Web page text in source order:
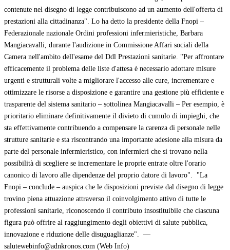
contenute nel disegno di legge contribuiscono ad un aumento dell'offerta di
prestazioni alla cittadinanza". Lo ha detto la presidente della Fnopi –
Federazionale nazionale Ordini professioni infermieristiche, Barbara
Mangiacavalli, durante l'audizione in Commissione Affari sociali della
Camera nell'ambito dell'esame del Ddl Prestazioni sanitarie. "Per affrontare
efficacemente il problema delle liste d'attesa è necessario adottare misure
urgenti e strutturali volte a migliorare l'accesso alle cure, incrementare e
ottimizzare le risorse a disposizione e garantire una gestione più efficiente e
trasparente del sistema sanitario – sottolinea Mangiacavalli – Per esempio, è
prioritario eliminare definitivamente il divieto di cumulo di impieghi, che
sta effettivamente contribuendo a compensare la carenza di personale nelle
strutture sanitarie e sta riscontrando una importante adesione alla misura da
parte del personale infermieristico, con infermieri che si trovano nella
possibilità di scegliere se incrementare le proprie entrate oltre l'orario
canonico di lavoro alle dipendenze del proprio datore di lavoro". "La
Fnopi – conclude – auspica che le disposizioni previste dal disegno di legge
trovino piena attuazione attraverso il coinvolgimento attivo di tutte le
professioni sanitarie, riconoscendo il contributo insostituibile che ciascuna
figura può offrire al raggiungimento degli obiettivi di salute pubblica,
innovazione e riduzione delle disuguaglianze". —
salutewebinfo@adnkronos.com (Web Info)